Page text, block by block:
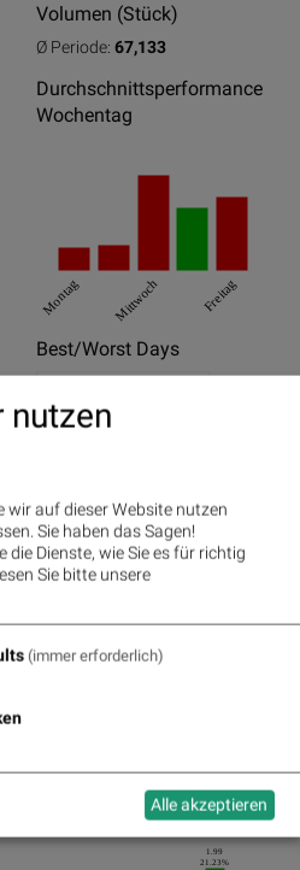
Volumen (Stück)
Ø Periode: 67,133
Durchschnittsperformance
Wochentag
Montag Mittwoch Freitag
Best/Worst Days
24.08.2018
16.10.2018 -21.07%
20.02.2018 -11.79%
1.99
21.23%
nutzen
wir auf dieser Website nutzen
Sie haben das Sagen!
die Dienste, wie Sie es für richtig
Sie bitte unsere
(immer erforderlich)
Alle akzeptieren